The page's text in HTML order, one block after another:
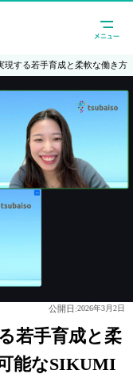
現する若手育成と柔軟な働き
公開日:2026年3月2日
若手育成と柔
能なSIKUMI